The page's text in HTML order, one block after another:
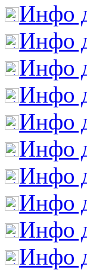
Инфо
Инфо
Инфо
Инфо
Инфо
Инфо
Инфо
Инфо
Инфо
Инфо